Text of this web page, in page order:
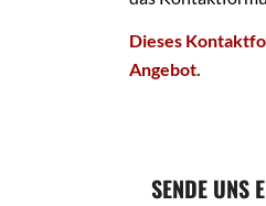
Dieses
Angebot.
SENDE UNS